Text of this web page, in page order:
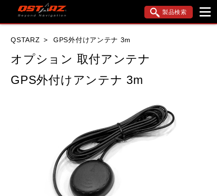
製品検索
データを準備しています。
閉じる
QSTARZ GPS外付けアンテナ 3m
オプション 取付アンテナ
GPS外付けアンテナ 3m